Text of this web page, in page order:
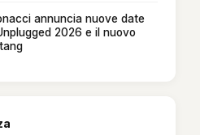
annuncia nuove date
2026 e il nuovo